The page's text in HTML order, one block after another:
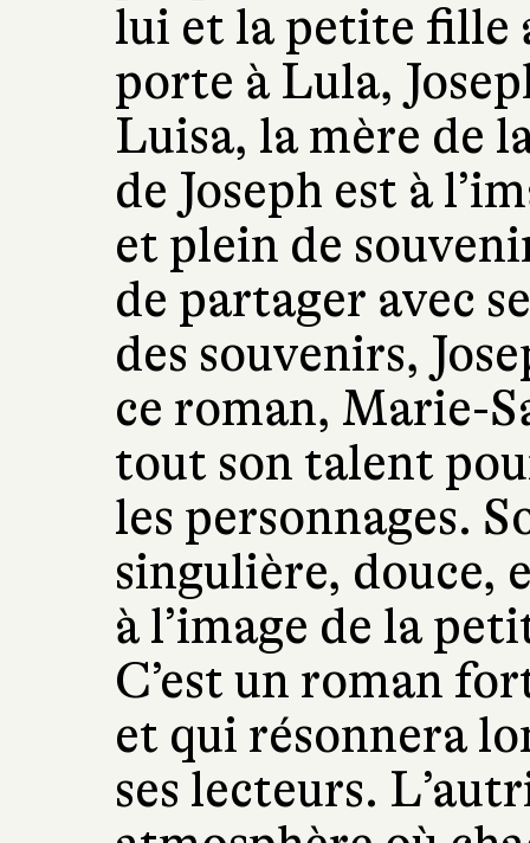
lui et la petite fille
porte à Lula,
Luisa, la mère de
de Joseph est à
et plein de
de partager avec
des souvenirs,
ce roman, Marie-
tout son talent
les personnages.
singulière, douce,
à l’image de la
C’est un roman
et qui résonnera
ses lecteurs.